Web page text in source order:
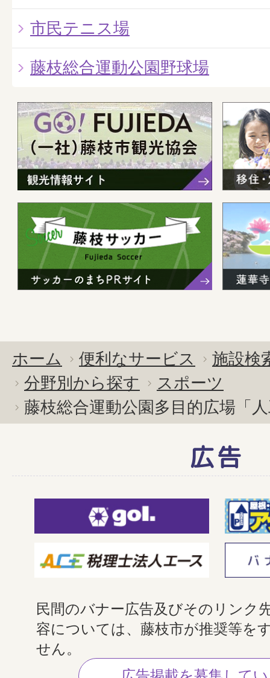
市民テニス場
藤枝総合運動公園野球場
ホーム 便利なサービス
施設検
分野別から探す
スポーツ
藤枝総合運動公園多目的広場「
広告
民間のバナー広告及びそのリンク
容については、藤枝市が推奨等を
せん。